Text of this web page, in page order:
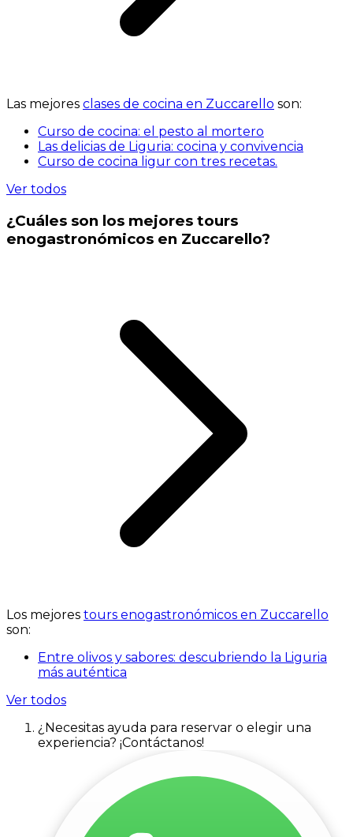
Las mejores clases de cocina en Zuccarello son:
Curso de cocina: el pesto al mortero
Las delicias de Liguria: cocina y convivencia
Curso de cocina ligur con tres recetas.
Ver todos
¿Cuáles son los mejores tours
enogastronómicos en Zuccarello?
Los mejores tours enogastronómicos en Zuccarello
son:
Entre olivos y sabores: descubriendo la Liguria
más auténtica
Ver todos
¿Necesitas ayuda para reservar o elegir una
experiencia? ¡Contáctanos!